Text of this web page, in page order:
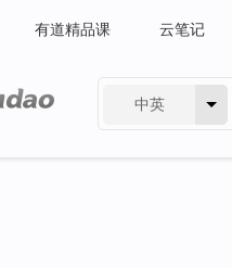
有道精品课 云笔记
中英